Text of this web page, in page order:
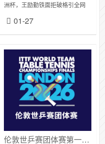
洲杯，王励勤铁面拒破格引全网
乒名额之争撕开新老交替痛点当
19岁的温瑞博在多哈赛场以反手
01-27
伦敦世乒赛团体赛第一阶段小组赛签表出炉